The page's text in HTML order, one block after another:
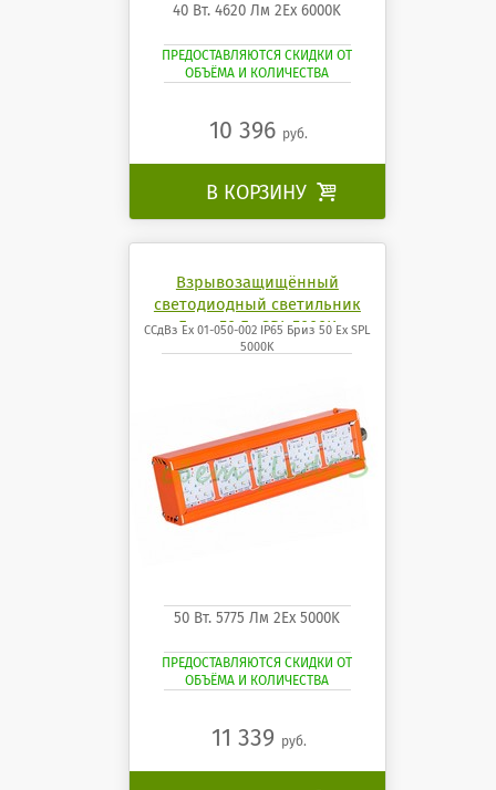
40 Вт. 4620 Лм 2Ех 6000K
ПРЕДОСТАВЛЯЮТСЯ СКИДКИ ОТ
ОБЪЁМА И КОЛИЧЕСТВА
10 396 руб.
В КОРЗИНУ 
Взрывозащищённый
светодиодный светильник
Бриз 50 Ех SPL 5000K
ССдВз Ех 01-050-002 IP65 Бриз 50 Ех SPL
5000K
50 Вт. 5775 Лм 2Ех 5000K
ПРЕДОСТАВЛЯЮТСЯ СКИДКИ ОТ
ОБЪЁМА И КОЛИЧЕСТВА
11 339 руб.